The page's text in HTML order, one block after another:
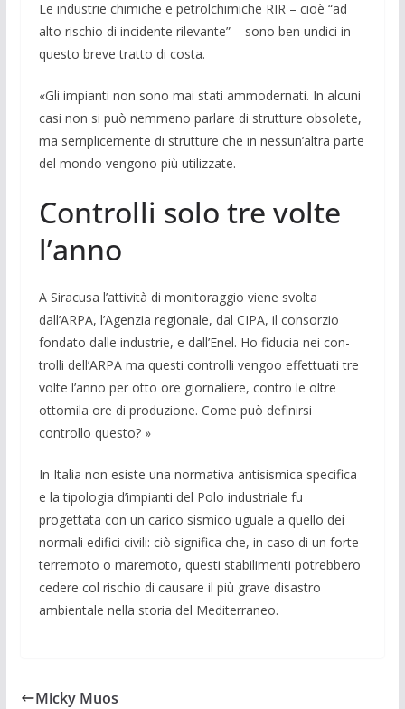
Le industrie chimi­che e petrolchimiche RIR – cioè “ad
alto rischio di incidente rilevante” – sono ben undici in
questo breve tratto di costa.
«Gli impianti non sono mai stati am­modernati. In alcuni
casi non si può nem­meno parlare di strutture obsolete,
ma semplicemente di strutture che in nes­sun’altra parte
del mondo vengono più utilizzate.
Controlli solo tre volte
l’anno
A Siracusa l’attività di monito­raggio viene svolta
dall’ARPA, l’Agen­zia regio­nale, dal CIPA, il consorzio
fon­dato dalle industrie, e dall’Enel. Ho fidu­cia nei con­
trolli dell’ARPA ma questi controlli ven­goo effettuati tre
volte l’anno per otto ore giornaliere, contro le ol­tre
ottomila ore di produzione. Come può definirsi
controllo questo? »
In Italia non esiste una normativa anti­sismica specifica
e la tipologia d’impian­ti del Polo industriale fu
progettata con un carico sismico uguale a quello dei
normali edifici civili: ciò significa che, in caso di un forte
terremoto o maremoto, questi stabilimenti potrebbero
cedere col rischio di causare il più grave disastro
ambientale nella storia del Mediterraneo.
Micky Muos